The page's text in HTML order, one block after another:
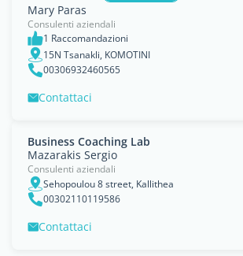
Mary Paras
Consulenti aziendali
1 Raccomandazioni
15N Tsanakli, KOMOTINI
00306932460565
Contattaci
Business Coaching Lab
Mazarakis Sergio
Consulenti aziendali
Sehopoulou 8 street, Kallithea
00302110119586
Contattaci